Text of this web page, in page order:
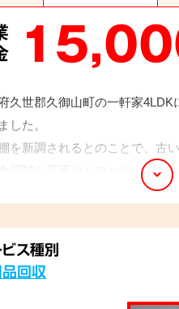
久世郡久御山町の一軒家
した。
を新調されるとのことで、古
食器類を不用なものとそうでな
回収させていただきました。ご
ス種別
回収